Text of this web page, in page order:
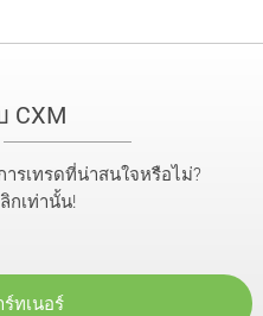
CXM
รเทรดที่น่าสนใจหรือไม่?
กเท่านั้น!
ทเนอร์